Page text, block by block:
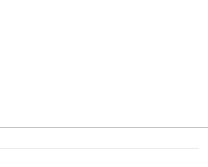
开发